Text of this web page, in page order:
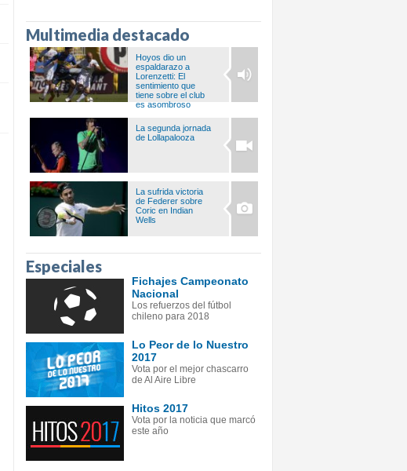
Multimedia destacado
Hoyos dio un
espaldarazo a
Lorenzetti: El
sentimiento que
tiene sobre el club
es asombroso
La segunda jornada
de Lollapalooza
La sufrida victoria
de Federer sobre
Coric en Indian
Wells
Especiales
Fichajes Campeonato
Nacional
Los refuerzos del fútbol
chileno para 2018
Lo Peor de lo Nuestro
2017
Vota por el mejor chascarro
de Al Aire Libre
Hitos 2017
Vota por la noticia que marcó
este año